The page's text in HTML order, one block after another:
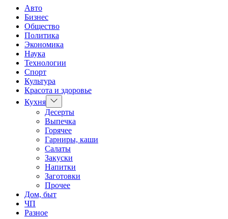
Авто
Бизнес
Общество
Политика
Экономика
Наука
Технологии
Спорт
Культура
Красота и здоровье
Кухня Показать
подменю
Десерты
Выпечка
Горячее
Гарниры, каши
Салаты
Закуски
Напитки
Заготовки
Прочее
Дом, быт
ЧП
Разное